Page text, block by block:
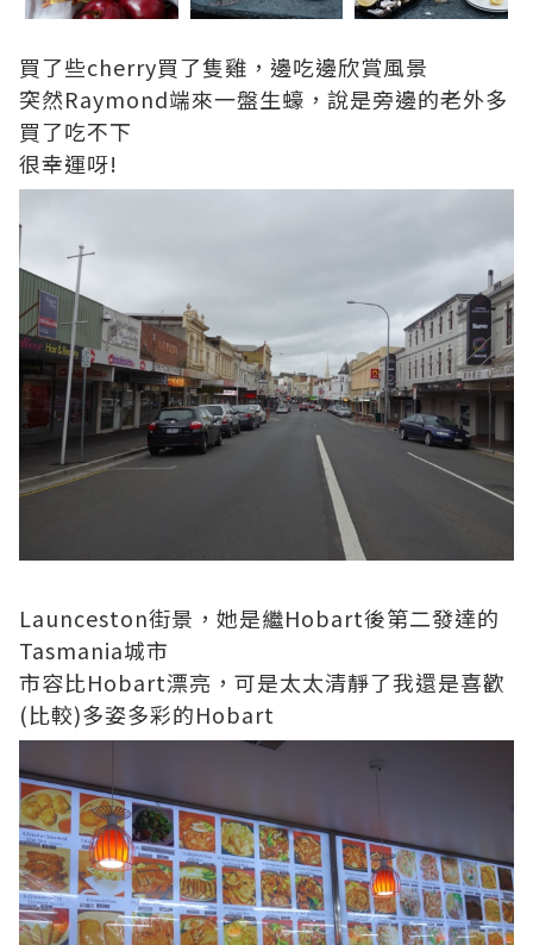
買了些cherry買了隻雞，邊吃邊欣賞風景
突然Raymond端來一盤生蠔，說是旁邊的老外多
買了吃不下
很幸運呀!
Launceston街景，她是繼Hobart後第二發達的
Tasmania城市
市容比Hobart漂亮，可是太太清靜了我還是喜歡
(比較)多姿多彩的Hobart